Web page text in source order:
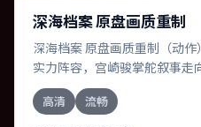
深海档案 原盘画质重制
深海档案 原盘画质重制（动作
实力阵容，宫崎骏掌舵叙事走
绕一次意外选择展开连锁反应
题，结尾留白耐人寻味。
高清 流畅